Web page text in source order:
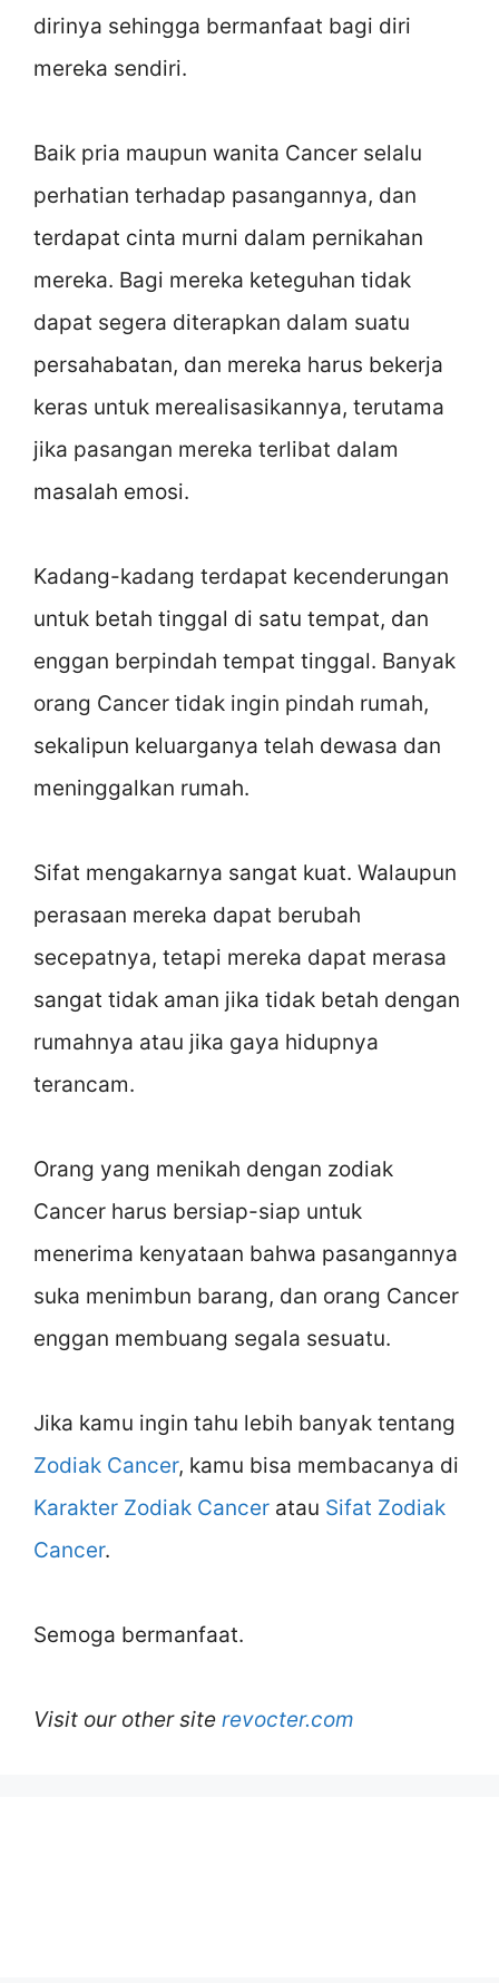
dirinya sehingga bermanfaat bagi diri
mereka sendiri.
Baik pria maupun wanita Cancer selalu
perhatian terhadap pasangannya, dan
terdapat cinta murni dalam pernikahan
mereka. Bagi mereka keteguhan tidak
dapat segera diterapkan dalam suatu
persahabatan, dan mereka harus bekerja
keras untuk merealisasikannya, terutama
jika pasangan mereka terlibat dalam
masalah emosi.
Kadang-kadang terdapat kecenderungan
untuk betah tinggal di satu tempat, dan
enggan berpindah tempat tinggal. Banyak
orang Cancer tidak ingin pindah rumah,
sekalipun keluarganya telah dewasa dan
meninggalkan rumah.
Sifat mengakarnya sangat kuat. Walaupun
perasaan mereka dapat berubah
secepatnya, tetapi mereka dapat merasa
sangat tidak aman jika tidak betah dengan
rumahnya atau jika gaya hidupnya
terancam.
Orang yang menikah dengan zodiak
Cancer harus bersiap-siap untuk
menerima kenyataan bahwa pasangannya
suka menimbun barang, dan orang Cancer
enggan membuang segala sesuatu.
Jika kamu ingin tahu lebih banyak tentang
Zodiak Cancer, kamu bisa membacanya di
Karakter Zodiak Cancer atau Sifat Zodiak
Cancer.
Semoga bermanfaat.
Visit our other site revocter.com